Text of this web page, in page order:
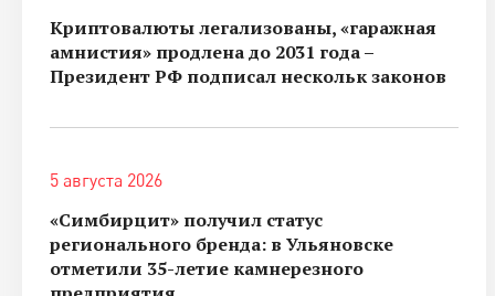
Криптовалюты легализованы, «гаражная
амнистия» продлена до 2031 года –
Президент РФ подписал нескольк законов
5 августа 2026
«Симбирцит» получил статус
регионального бренда: в Ульяновске
отметили 35-летие камнерезного